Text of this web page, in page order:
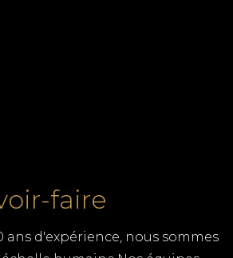
rénovation.
ROYAN
faire
ans d'expérience, nous sommes